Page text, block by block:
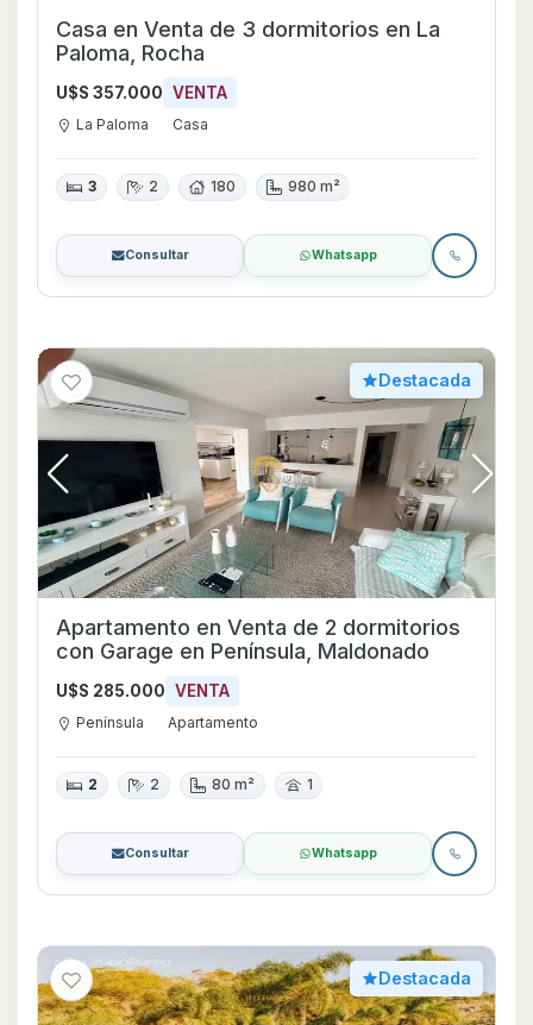
Casa en Venta de 3 dormitorios en La
Paloma, Rocha
U$S 357.000 VENTA
La Paloma Casa
3 2 180 980 m²
Consultar Whatsapp
Destacada
Apartamento en Venta de 2 dormitorios
con Garage en Península, Maldonado
U$S 285.000 VENTA
Península Apartamento
2 2 80 m² 1
Consultar Whatsapp
Destacada